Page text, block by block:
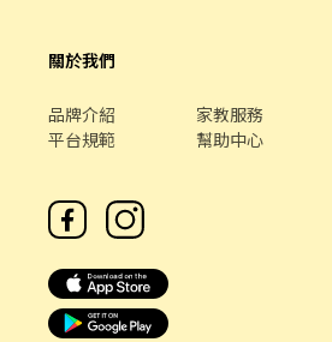
關於我們
品牌介紹 家教服務
平台規範
幫助中心